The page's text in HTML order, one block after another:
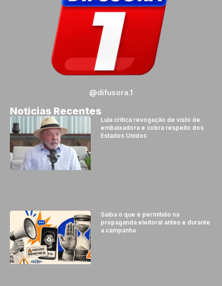
@difusora.1
Noticias Recentes
Lula critica revogação de visto de
embaixadora e cobra respeito dos
Estados Unidos
Saiba o que é permitido na
propaganda eleitoral antes e durante
a campanha